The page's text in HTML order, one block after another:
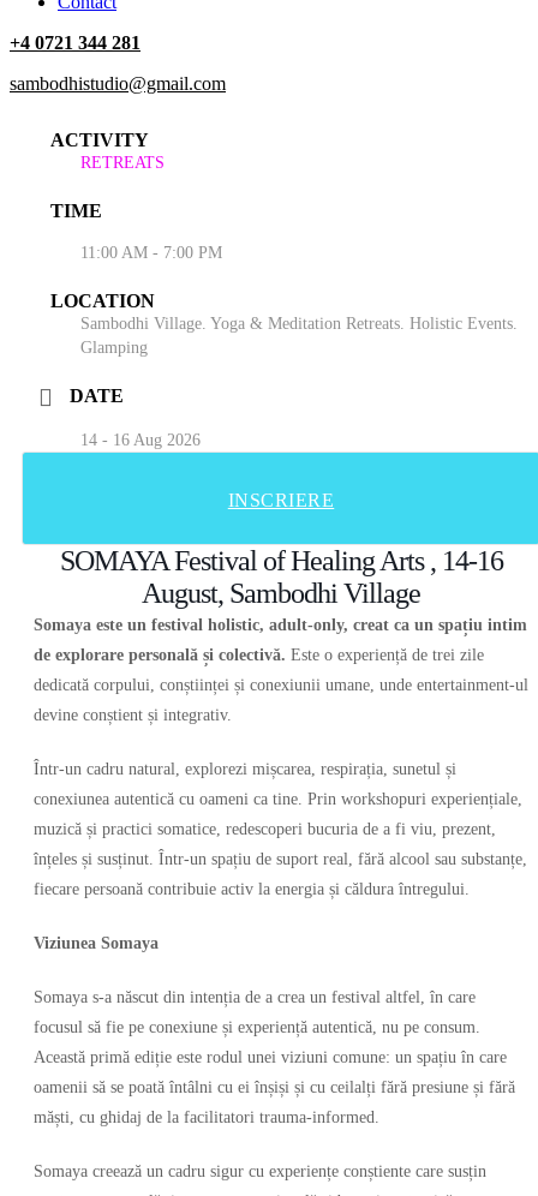
+4 0721 344 281
sambodhistudio@gmail.com
ACTIVITY
RETREATS
TIME
11:00 AM - 7:00 PM
LOCATION
Sambodhi Village. Yoga & Meditation Retreats. Holistic Events.
Glamping
DATE
14 - 16 Aug 2026
INSCRIERE
SOMAYA Festival of Healing Arts , 14-16
August, Sambodhi Village
Somaya este un festival holistic, adult-only, creat ca un spațiu intim
de explorare personală și colectivă. Este o experiență de trei zile
dedicată corpului, conștiinței și conexiunii umane, unde entertainment-ul
devine conștient și integrativ.
Într-un cadru natural, explorezi mișcarea, respirația, sunetul și
conexiunea autentică cu oameni ca tine. Prin workshopuri experiențiale,
muzică și practici somatice, redescoperi bucuria de a fi viu, prezent,
înțeles și susținut. Într-un spațiu de suport real, fără alcool sau substanțe,
fiecare persoană contribuie activ la energia și căldura întregului.
Viziunea Somaya
Somaya s-a născut din intenția de a crea un festival altfel, în care
focusul să fie pe conexiune și experiență autentică, nu pe consum.
Această primă ediție este rodul unei viziuni comune: un spațiu în care
oamenii să se poată întâlni cu ei înșiși și cu ceilalți fără presiune și fără
măști, cu ghidaj de la facilitatori trauma-informed.
Somaya creează un cadru sigur cu experiențe conștiente care susțin